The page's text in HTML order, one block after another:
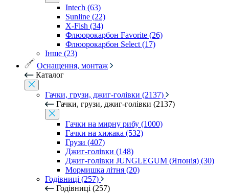
Intech (63)
Sunline (22)
X-Fish (34)
Флюорокарбон Favorite (26)
Флюорокарбон Select (17)
Інше (23)
Оснащення, монтаж
Каталог
Гачки, грузи, джиг-голівки (2137)
Гачки, грузи, джиг-голівки (2137)
Гачки на мирну рибу (1000)
Гачки на хижака (532)
Грузи (407)
Джиг-голівки (148)
Джиг-голівки JUNGLEGUM (Японія) (30)
Мормишка літня (20)
Годівниці (257)
Годівниці (257)